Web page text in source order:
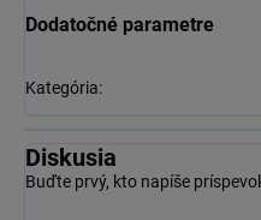
Dodatočné parametre
Kategória:
Diskusia
Buďte prvý, kto napíše